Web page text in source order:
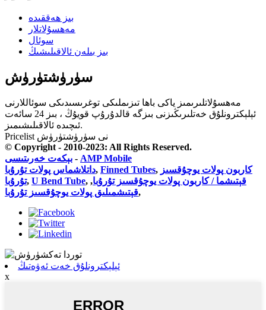
بىز ھەققىدە
مەھسۇلاتلار
سوئال
بىز بىلەن ئالاقىلىشىڭ
سۈرۈشتۈرۈش
مەھسۇلاتلىرىمىز ياكى باھا تىزىملىكى توغرىسىدىكى سوئاللارنى
ئېلېكترونلۇق خەتلىرىڭىزنى بىزگە قالدۇرۇپ قويۇڭ ، بىز 24 سائەت
ئىچىدە ئالاقىلىشىمىز.
Pricelist نى سۈرۈشتۈرۈش
© Copyright - 2010-2023: All Rights Reserved.
بېكەت خەرىتىسى - AMP Mobile
داتلاشماس پولات تۇرۇبا, Finned Tubes, كاربون پولات يوچۇقسىز
تۇرۇبا, U Bend Tube, قېتىشما / كاربون پولات يوچۇقسىز تۇرۇبا,
قېتىشمىلىق پولات يوچۇقسىز تۇرۇبا,
ئېلېكترونلۇق خەت ئەۋەتىڭ
x